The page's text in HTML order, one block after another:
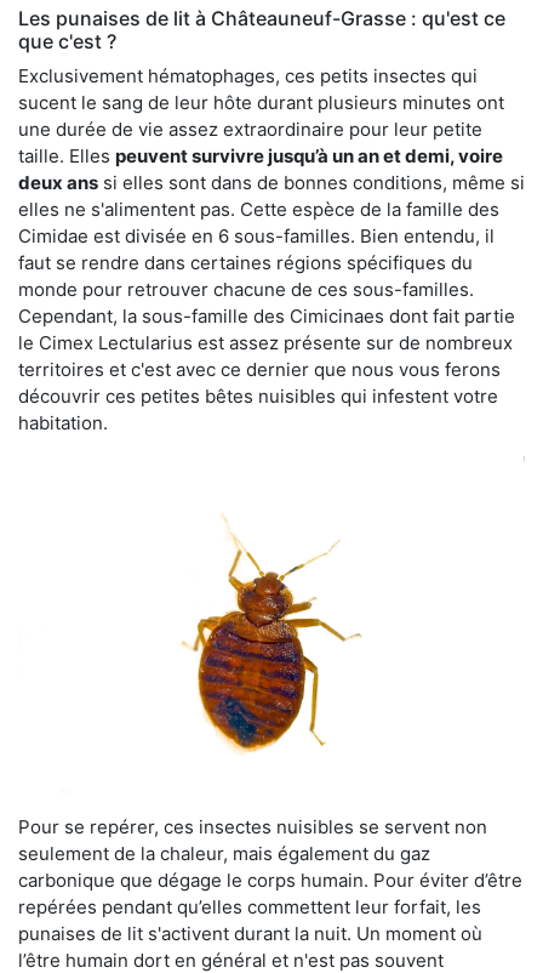
Les punaises de lit à Châteauneuf-Grasse : qu'est ce
que c'est ?
Exclusivement hématophages, ces petits insectes qui
sucent le sang de leur hôte durant plusieurs minutes ont
une durée de vie assez extraordinaire pour leur petite
taille. Elles peuvent survivre jusqu’à un an et demi, voire
deux ans si elles sont dans de bonnes conditions, même si
elles ne s'alimentent pas. Cette espèce de la famille des
Cimidae est divisée en 6 sous-familles. Bien entendu, il
faut se rendre dans certaines régions spécifiques du
monde pour retrouver chacune de ces sous-familles.
Cependant, la sous-famille des Cimicinaes dont fait partie
le Cimex Lectularius est assez présente sur de nombreux
territoires et c'est avec ce dernier que nous vous ferons
découvrir ces petites bêtes nuisibles qui infestent votre
habitation.
Pour se repérer, ces insectes nuisibles se servent non
seulement de la chaleur, mais également du gaz
carbonique que dégage le corps humain. Pour éviter d’être
repérées pendant qu’elles commettent leur forfait, les
punaises de lit s'activent durant la nuit. Un moment où
l’être humain dort en général et n'est pas souvent